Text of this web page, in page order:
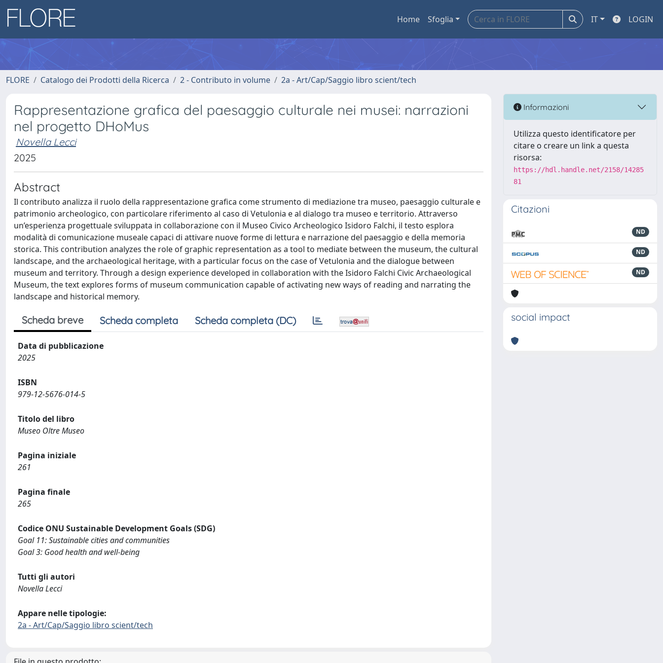
Home Sfoglia IT LOGIN
FLORE Catalogo dei Prodotti della Ricerca 2 - Contributo in volume 2a - Art/Cap/Saggio libro scient/tech
Rappresentazione grafica del paesaggio culturale nei musei: narrazioni
nel progetto DHoMus
Novella Lecci
2025
Abstract
Il contributo analizza il ruolo della rappresentazione grafica come strumento di mediazione tra museo, paesaggio culturale e
patrimonio archeologico, con particolare riferimento al caso di Vetulonia e al dialogo tra museo e territorio. Attraverso
un’esperienza progettuale sviluppata in collaborazione con il Museo Civico Archeologico Isidoro Falchi, il testo esplora
modalità di comunicazione museale capaci di attivare nuove forme di lettura e narrazione del paesaggio e della memoria
storica. This contribution analyzes the role of graphic representation as a tool to mediate between the museum, the cultural
landscape, and the archaeological heritage, with a particular focus on the case of Vetulonia and the dialogue between
museum and territory. Through a design experience developed in collaboration with the Isidoro Falchi Civic Archaeological
Museum, the text explores forms of museum communication capable of activating new ways of reading and narrating the
landscape and historical memory.
Scheda breve Scheda completa Scheda completa (DC)
Data di pubblicazione
2025
ISBN
979-12-5676-014-5
Titolo del libro
Museo Oltre Museo
Pagina iniziale
261
Pagina finale
265
Codice ONU Sustainable Development Goals (SDG)
Goal 11: Sustainable cities and communities
Goal 3: Good health and well-being
Tutti gli autori
Novella Lecci
Appare nelle tipologie:
2a - Art/Cap/Saggio libro scient/tech
Informazioni
Utilizza questo identificatore per
citare o creare un link a questa
risorsa:
https://hdl.handle.net/2158/14285
81
Citazioni
ND
ND
ND
social impact